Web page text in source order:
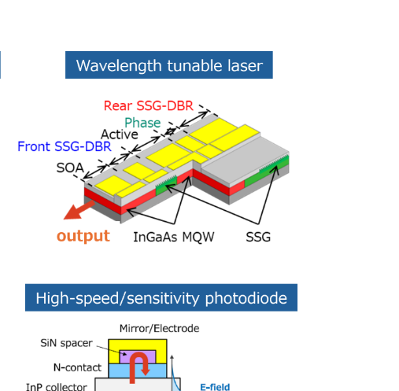
NTT知的財産センタ